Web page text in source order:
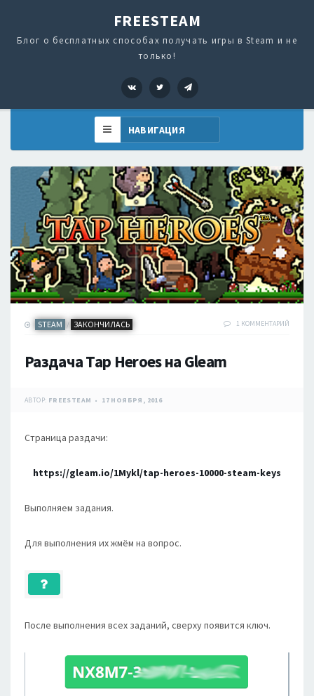
FREESTEAM
Блог о бесплатных способах получать игры в Steam и не
только!
VK Twitter
STEAM / ЗАКОНЧИЛАСЬ 1 КОММЕНТАРИЙ
Раздача Tap Heroes на Gleam
АВТОР: FREESTEAM 17 НОЯБРЯ, 2016
Страница раздачи:
https://gleam.io/1Mykl/tap-heroes-10000-steam-keys
Выполняем задания.
Для выполнения их жмём на вопрос.
После выполнения всех заданий, сверху появится ключ.